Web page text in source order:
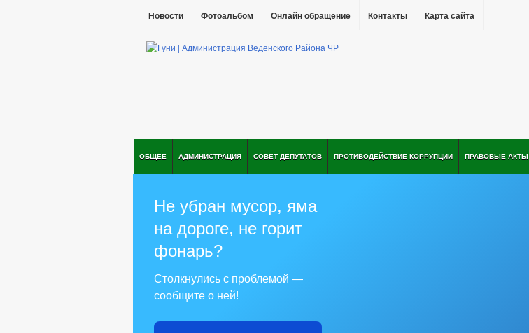
Новости Фотоальбом Онлайн обращение Контакты Карта сайта
ОБЩЕЕ АДМИНИСТРАЦИЯ СОВЕТ ДЕПУТАТОВ ПРОТИВОДЕЙСТВИЕ КОРРУПЦИИ ПРАВОВЫЕ АКТЫ
Не убран мусор, яма
на дороге, не горит
фонарь?
Столкнулись с проблемой —
сообщите о ней!